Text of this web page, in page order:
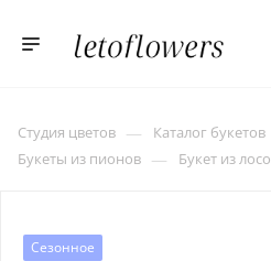
Студия цветов — Каталог букетов
Букеты из пионов — Букет из
Сезонное